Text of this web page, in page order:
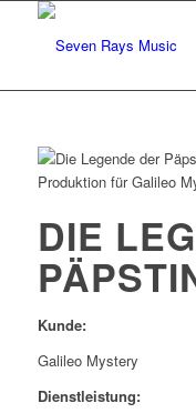
DIE
Kunde:
Galileo Mystery
Dienstleistung: